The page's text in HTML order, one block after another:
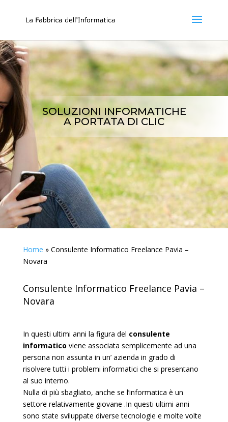
SOLUZIONI INFORMATICHE
A PORTATA DI CLIC
Home » Consulente Informatico Freelance Pavia –
Novara
Consulente Informatico Freelance Pavia –
Novara
In questi ultimi anni la figura del consulente
informatico viene associata semplicemente ad una
persona non assunta in un’ azienda in grado di
risolvere tutti i problemi informatici che si presentano
al suo interno.
Nulla di più sbagliato, anche se l’informatica è un
settore relativamente giovane .In questi ultimi anni
sono state sviluppate diverse tecnologie e molte volte